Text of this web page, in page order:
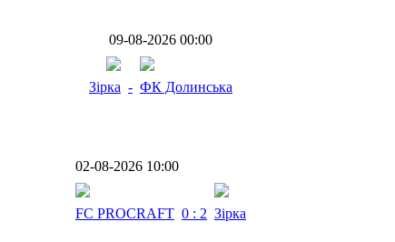
09-08-2026 00:00
Зірка - ФК Долинська
02-08-2026 10:00
FC PROCRAFT 0 : 2 Зірка